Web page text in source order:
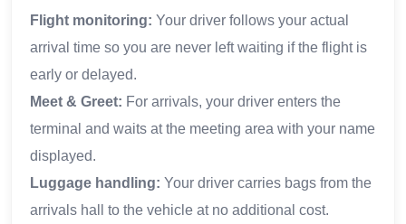
Flight monitoring: Your driver follows your actual
arrival time so you are never left waiting if the flight is
early or delayed.
Meet & Greet: For arrivals, your driver enters the
terminal and waits at the meeting area with your name
displayed.
Luggage handling: Your driver carries bags from the
arrivals hall to the vehicle at no additional cost.